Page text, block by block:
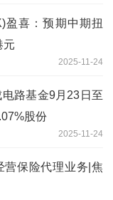
盈喜：预期中期扭
元
2025-11-24
路基金9月23日至
股份
2025-11-24
营保险代理业务|焦